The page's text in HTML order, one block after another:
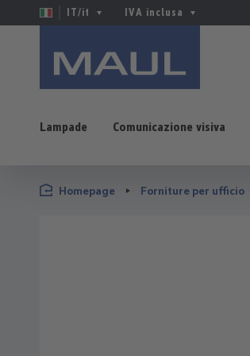
al contenuto principale
Salta alla ricerca
Passa alla navigazione principale
IT/it IVA inclusa
Lampade Comunicazione visiva
Homepage Forniture per ufficio